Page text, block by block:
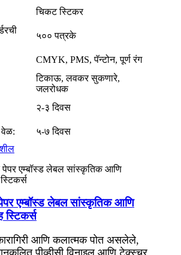
चिकट स्टिकर
५०० पत्रके
CMYK, PMS, पॅन्टोन, पूर्ण रंग
टिकाऊ, लवकर सुकणारे,
जलरोधक
२-३ दिवस
वेळ:
५-७ दिवस
एम्बॉस्ड लेबल सांस्कृतिक आणि
स्टिकर्स
आणि कलात्मक पोत असलेले,
पीव्हीसी विनाइल आणि टेक्स्चर